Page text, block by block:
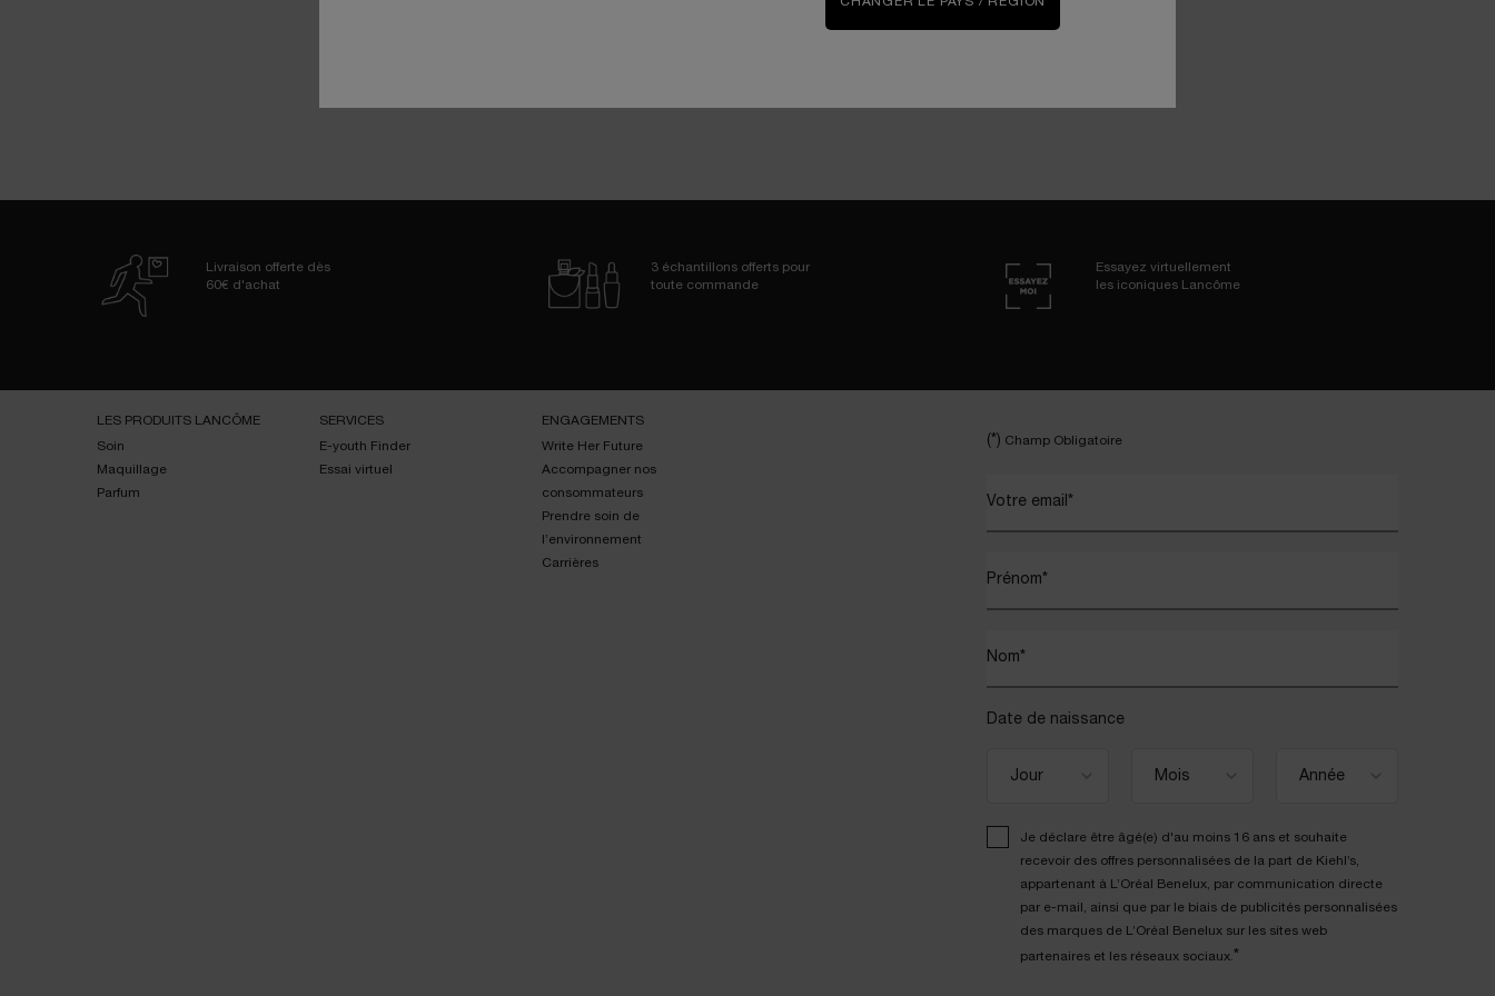
Livraison offerte dès
60€ d'achat
3 échantillons offerts pour
toute commande
Essayez virtuellement
les iconiques Lancôme
LES PRODUITS LANCÔME
Soin
Maquillage
Parfum
SERVICES
E-youth Finder
Essai virtuel
ENGAGEMENTS
Write Her Future
Accompagner nos
consommateurs
Prendre soin de
l’environnement
Carrières
(*) Champ Obligatoire
Votre email *
Prénom*
Nom*
Date de naissance
Je déclare être âgé(e) d'au moins 16 ans et souhaite
recevoir des offres personnalisées de la part de Kiehl’s,
appartenant à L’Oréal Benelux, par communication directe
par e-mail, ainsi que par le biais de publicités personnalisées
des marques de L’Oréal Benelux sur les sites web
partenaires et les réseaux sociaux. *